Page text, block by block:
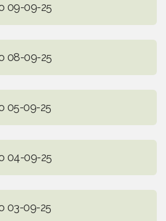
09-09-25
08-09-25
05-09-25
04-09-25
03-09-25